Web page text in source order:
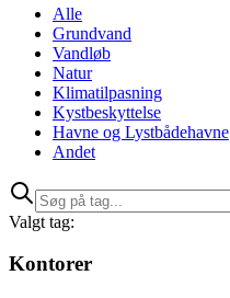
Alle
Grundvand
Vandløb
Natur
Klimatilpasning
Kystbeskyttelse
Havne og Lystbådehavne
Andet
Valgt tag:
Kontorer